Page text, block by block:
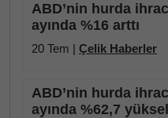
ABD’nin hurda
ayında %16 arttı
20 Tem | Çelik Haberler
ABD’nin hurda
ayında %62,7